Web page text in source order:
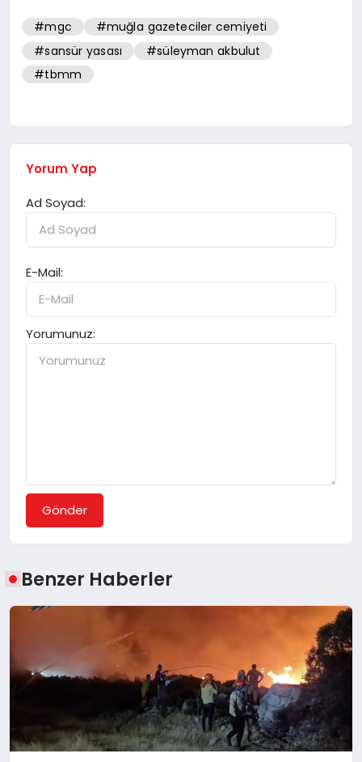
#mgc
#muğla gazeteciler cemiyeti
#sansür yasası
#süleyman akbulut
#tbmm
Yorum Yap
Ad Soyad:
E-Mail:
Yorumunuz:
Gönder
Benzer Haberler